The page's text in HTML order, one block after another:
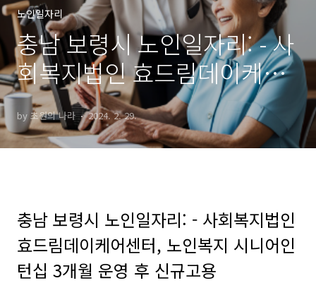
노인일자리
충남 보령시 노인일자리: - 사
회복지법인 효드림데이케어
센터, 노인복지 시니어인턴십
3개월 운영 후 신규고용
by 초원의 나라 2024. 2. 29.
충남 보령시 노인일자리: - 사회복지법인
효드림데이케어센터, 노인복지 시니어인
턴십 3개월 운영 후 신규고용